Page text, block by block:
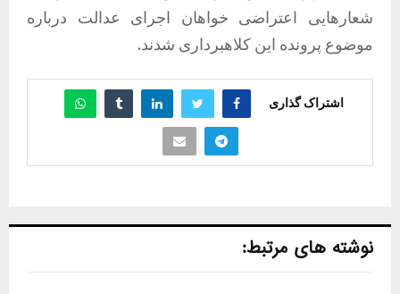
شعارهایی اعتراضی خواهان اجرای عدالت درباره
موضوع پرونده این کلاهبرداری شدند.
اشتراک گذاری
نوشته های مرتبط: